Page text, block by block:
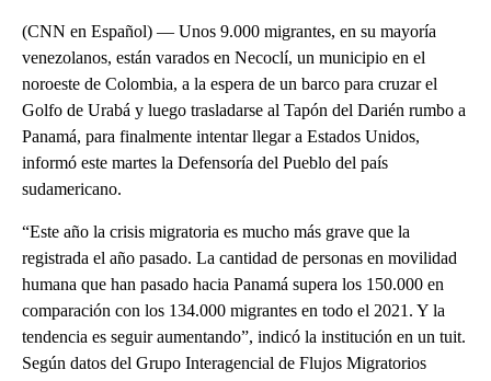
(CNN en Español) — Unos 9.000 migrantes, en su mayoría
venezolanos, están varados en Necoclí, un municipio en el
noroeste de Colombia, a la espera de un barco para cruzar el
Golfo de Urabá y luego trasladarse al Tapón del Darién rumbo a
Panamá, para finalmente intentar llegar a Estados Unidos,
informó este martes la Defensoría del Pueblo del país
sudamericano.
“Este año la crisis migratoria es mucho más grave que la
registrada el año pasado. La cantidad de personas en movilidad
humana que han pasado hacia Panamá supera los 150.000 en
comparación con los 134.000 migrantes en todo el 2021. Y la
tendencia es seguir aumentando”, indicó la institución en un tuit.
Según datos del Grupo Interagencial de Flujos Migratorios